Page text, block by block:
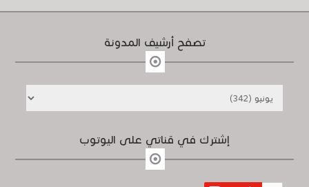
تصفح أرشيف المدونة
إشترك في قناتي على اليوتوب